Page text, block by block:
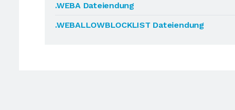
.WEBA Dateiendung
.WEBALLOWBLOCKLIST Dateiendung